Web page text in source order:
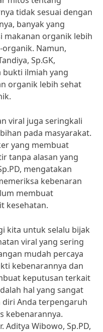
tidak sesuai dengan
banyak yang
makanan organik lebih
Namun,
Sp.GK,
bukti ilmiah yang
organik lebih sehat
viral juga seringkali
pada masyarakat.
yang membuat
tanpa alasan yang
mengatakan
kebenaran
membuat
kesehatan.
kita untuk selalu bijak
viral yang sering
mudah percaya
kebenarannya dan
keputusan terkait
hal yang sangat
Anda terpengaruh
kebenarannya.
Aditya Wibowo, Sp.PD,